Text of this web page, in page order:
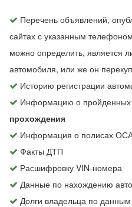
Перечень объявлений,
сайтах с указанным
можно определить, является
автомобиля, или же он
Историю регистрации
Информацию о
прохождения
Информация о полисах
Факты ДТП
Расшифровку VIN-номера
Данные по нахождению
Долги владельца по